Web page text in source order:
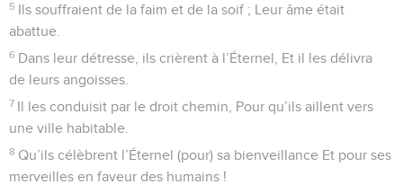
5 Ils souffraient de la faim et de la soif ; Leur âme était
abattue.
6 Dans leur détresse, ils crièrent à l’Éternel, Et il les délivra
de leurs angoisses.
7 Il les conduisit par le droit chemin, Pour qu’ils aillent vers
une ville habitable.
8 Qu’ils célèbrent l’Éternel (pour) sa bienveillance Et pour ses
merveilles en faveur des humains !